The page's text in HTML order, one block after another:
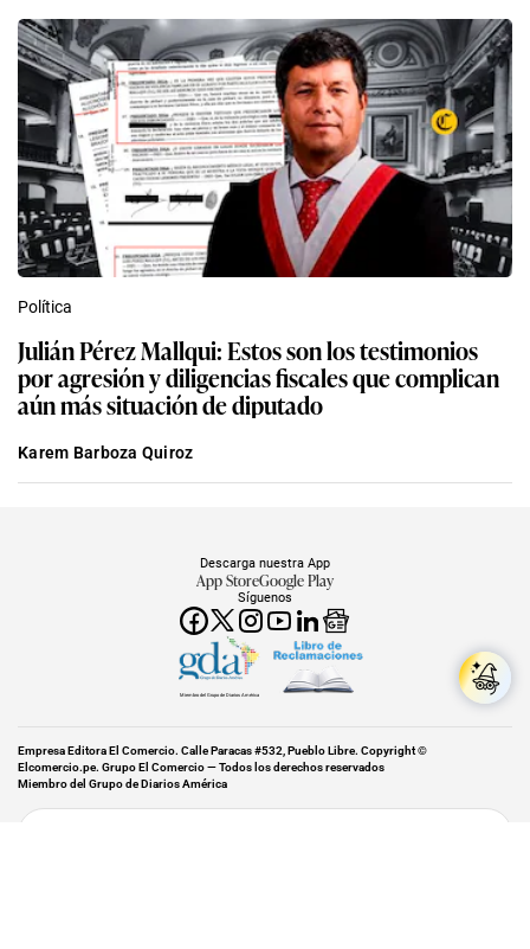
Política
Julián Pérez Mallqui: Estos son los testimonios
por agresión y diligencias fiscales que complican
aún más situación de diputado
Karem Barboza Quiroz
Síguenos
Descarga nuestra App
App StoreGoogle Play
Miembro del Grupo de Diarios América
Empresa Editora El Comercio. Calle Paracas #532, Pueblo Libre. Copyright ©
Elcomercio.pe. Grupo El Comercio — Todos los derechos reservados
Miembro del Grupo de Diarios América